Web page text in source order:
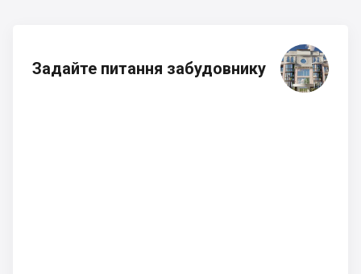
Задайте питання забудовнику